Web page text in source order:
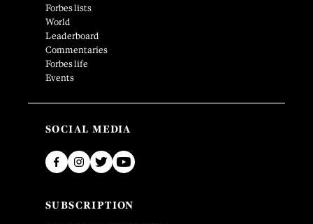
Forbes lists
World
Leaderboard
Commentaries
Forbes life
Events
SOCIAL MEDIA
SUBSCRIPTION